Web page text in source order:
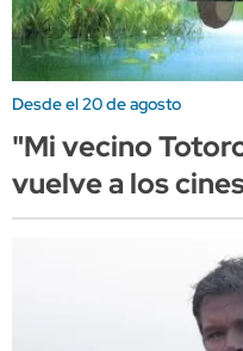
Desde el 20 de agosto
"Mi vecino
vuelve a los